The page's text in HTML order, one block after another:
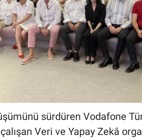
sürdüren Vodafone
Veri ve Yapay Zekâ